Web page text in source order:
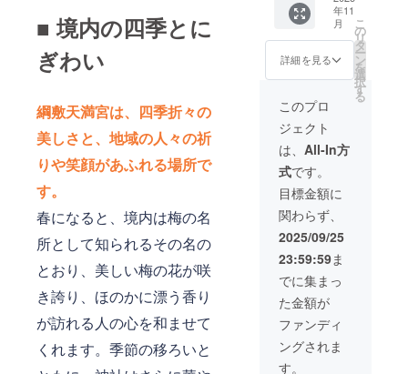
■ 境内の四季とに
ぎわい
綱敷天満宮は、四季折々の
美しさと、地域の人々の祈
りや笑顔があふれる場所で
す。
春になると、境内は梅の名
所として知られるその名の
とおり、美しい梅の花が咲
き誇り、ほのかに漂う香り
が訪れる人の心を和ませて
くれます。季節の移ろいと
しま
す。 ※
菅公万
華鏡石
が存在
する限
り掲載
させて
いただ
きま
す。
梅の煙
に包ま
れま
す。 ※
掲載す
る内容
はメー
ルで確
認させ
ていた
だきま
す。 ※
ニック
ネーム
でのご
参加も
できま
す。 ※
掲載す
る内容
は文字
のみと
なりま
す。 ※
なれる
権利で
す。 菅
原道真
公御神
忌千百
二十五
年式年
大祭記
念に石
碑を建
立しま
す。 支
援者と
して石
碑にお
名前と
所在地
を陰刻
させて
いただ
きま
す。 ※
掲載す
年11
月
詳細を見る
こ
の
リ
タ
ー
ン
を
選
択
す
る
このプロ
ジェクト
は、 All-In方
式です。
目標金額に
関わらず、
2025/09/25
23:59:59ま
でに集まっ
た金額が
ファンディ
ングされま
す。